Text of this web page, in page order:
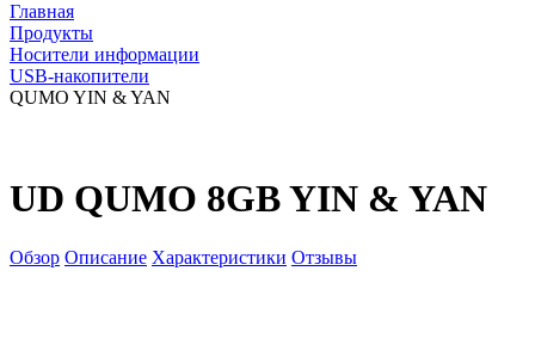
Главная
Продукты
Носители информации
USB-накопители
QUMO YIN & YAN
UD QUMO 8GB YIN & YAN
Обзор Описание Характеристики Отзывы